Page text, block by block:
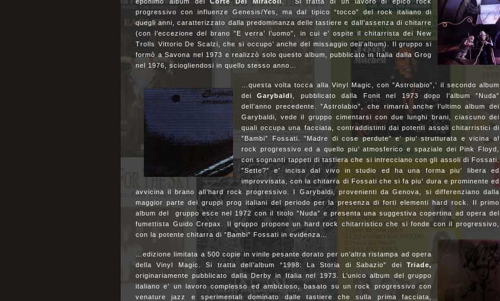
progressivo con influenze Genesis/Yes, ma dal tipico “tocco” del rock italiano di
quegli anni, caratterizzato dalla predominanza delle tastiere e dall’assenza di chitarre
(con l’eccezione del brano ”E verra’ l’uomo”, in cui e’ ospite il chitarrista dei New
Trolls Vittorio De Scalzi, che si occupo’ anche del missaggio dell’album). Il gruppo si
formò a Savona nel 1973 e realizzò solo questo album, pubblicato in Italia dalla Grog
nel 1976, sciogliendosi in quello stesso anno…
…questa volta tocca alla Vinyl Magic, con ”Astrolabio”,’ il secondo album
deiGarybaldi
, pubblicato dalla Fonit nel 1973 dopo l’album ”Nuda”
dell’anno precedente. ”Astrolabio”, che rimarrà anche l’ultimo album dei
Garybaldi, vede il gruppo cimentarsi con due lunghi brani, ciascuno dei
quali occupa una facciata, contraddistinti dai potenti assoli chitarristici di
”Bambi” Fossati. ”Madre di cose perdute” e’ piu’ strutturata e vicina al
rock progressivo ed a quello piu’ atmosferico e spaziale dei Pink Floyd,
con sognanti tappeti di tastiera che si intrecciano con gli assoli di Fossati.
”Sette?” e’ incisa dal vivo in studio ed ha una forma piu’ libera ed
improvvisata, con la chitarra di Fossati che si fa piu’ dura e prominente ed
avvicina il brano all’hard rock progressivo. I Garybaldi, provenienti da Genova, si differenziano dalla
maggior parte dei gruppi prog italiani del periodo per la presenza di forti elementi hard rock. Il primo
album del gruppo esce nel 1972 con il titolo ”Nuda” e presenta una suggestiva copertina ad opera del
fumettista Guido Crepax. Il gruppo propone un hard rock chitarristico che si fonde con il progressivo,
con la potente chitarra di ”Bambi” Fossati in evidenza…
…edizione limitata a 500 copie in vinile pesante dorato per un’altra ristampa ad opera
della Vinyl Magic. Si tratta dell’album “1998: La Storia di Sabazio” dei Triade,
originariamente pubblicato dalla Derby in Italia nel 1973. L’unico album del gruppo
italiano e’ un lavoro complesso ed ambizioso, basato su un rock progressivo con
venature jazz e sperimentali dominato dalle tastiere che sulla prima facciata,